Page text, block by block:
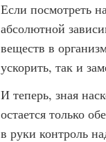
Если посмотреть
абсолютной
веществ в
ускорить, так и
И теперь, зная
остается только
в руки контроль